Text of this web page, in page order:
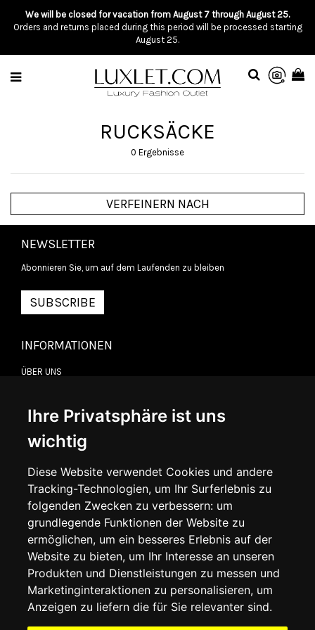
Ihre Privatsphäre ist uns
wichtig
Diese Website verwendet Cookies und andere
Tracking-Technologien, um Ihr Surferlebnis zu
folgenden Zwecken zu verbessern: um
grundlegende Funktionen der Website zu
ermöglichen, um ein besseres Erlebnis auf der
Website zu bieten, um Ihr Interesse an unseren
Produkten und Dienstleistungen zu messen und
Marketinginteraktionen zu personalisieren, um
Anzeigen zu liefern die für Sie relevanter sind.
We will be closed for vacation from August 7 through August 25.
Orders and returns placed during this period will be processed starting
August 25.
RUCKSÄCKE
0 Ergebnisse
VERFEINERN NACH
NEWSLETTER
Abonnieren Sie, um auf dem Laufenden zu bleiben
SUBSCRIBE
INFORMATIONEN
ÜBER UNS
LIEFERINFORMATIONEN
WIDERRUFSRECHT
DATENSCHUTZERKLÄRUNG
COOKIE-RICHTLINIE
MEIN KONTO
MEIN KONTO
BESTELLVERLAUF
ADRESSBUCH
WUNSCHLISTE
SOCIAL